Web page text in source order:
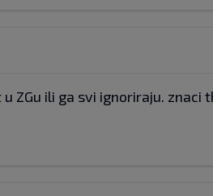
ZGu ili ga svi ignoriraju. znaci